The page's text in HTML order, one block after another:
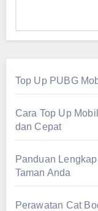
Top Up PUBG
Cara Top Up
dan Cepat
Panduan
Taman Anda
Perawatan Cat